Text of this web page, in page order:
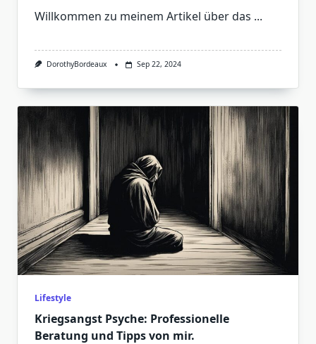
Willkommen zu meinem Artikel über das ...
DorothyBordeaux Sep 22, 2024
Lifestyle
Kriegsangst Psyche: Professionelle
Beratung und Tipps von mir.